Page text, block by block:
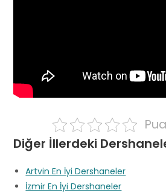
Diğer İllerdeki
Artvin En İyi Dershaneler
İzmir En İyi Dershaneler